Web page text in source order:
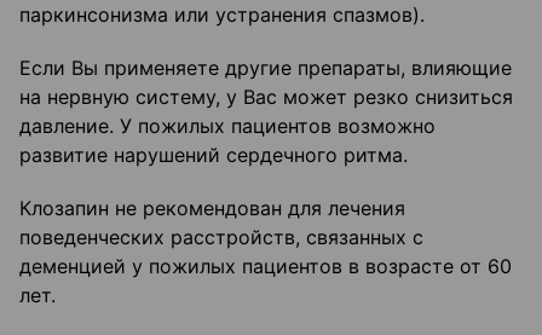
паркинсонизма или устранения спазмов).
Если Вы применяете другие препараты, влияющие
на нервную систему, у Вас может резко снизиться
давление. У пожилых пациентов возможно
развитие нарушений сердечного ритма.
Клозапин не рекомендован для лечения
поведенческих расстройств, связанных с
деменцией у пожилых пациентов в возрасте от 60
лет.